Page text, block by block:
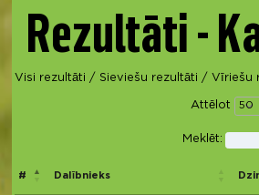
Rezultāti -
Visi rezultāti / Sieviešu rezultāti / Vīriešu
Attēlot
Meklēt:
# Dalībnieks